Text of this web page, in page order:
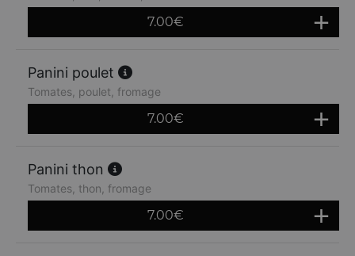
7.00€
Panini poulet
Tomates, poulet, fromage
7.00€
Panini thon
Tomates, thon, fromage
7.00€